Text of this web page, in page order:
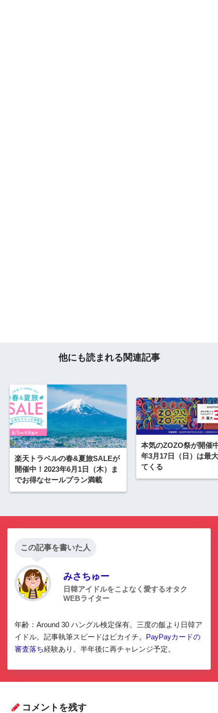
他にも読まれる関連記事
楽天トラベルの春&夏旅SALEが
開催中！2023年6月1日（木）ま
でお得なセールプラン満載
本気のZOZO祭が開催
年3月17日（日）は最
てくる
この記事を書いた人
みさちゅー
日韓アイドルをこよなく愛するオタク
WEBライター
年齢：Around 30 ハングル検定保有。三度の飯より日韓ア
イドル。記事執筆スピードはピカイチ。 PayPayカードの
審査落ち経験あり。半年後に再チャレンジ予定。
コメントを残す